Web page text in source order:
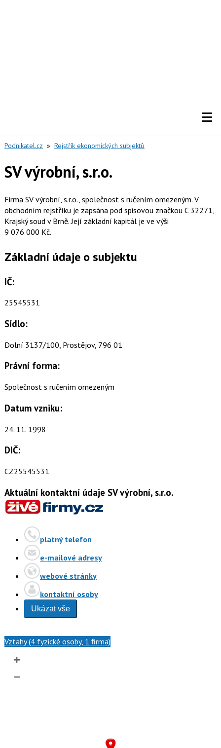
Podnikatel.cz » Rejstřík ekonomických subjektů
SV výrobní, s.r.o.
Firma SV výrobní, s.r.o., společnost s ručením omezeným. V
obchodním rejstříku je zapsána pod spisovou značkou C 32271,
Krajský soud v Brně. Její základní kapitál je ve výši
9 076 000 Kč.
Základní údaje o subjektu
IČ:
25545531
Sídlo:
Dolní 3137/100, Prostějov, 796 01
Právní forma:
Společnost s ručením omezeným
Datum vzniku:
24. 11. 1998
DIČ:
CZ25545531
Aktuální kontaktní údaje SV výrobní, s.r.o.
platný telefon
e-mailové adresy
webové stránky
kontaktní osoby
Ukázat vše
Vztahy (4 fyzické osoby, 1 firma)
+
–